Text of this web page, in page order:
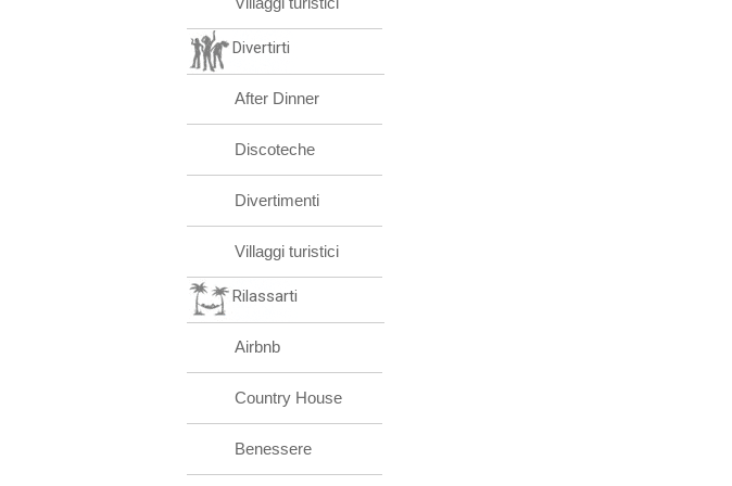
Divertirti
After Dinner
Discoteche
Divertimenti
Villaggi turistici
Rilassarti
Airbnb
Country House
Benessere